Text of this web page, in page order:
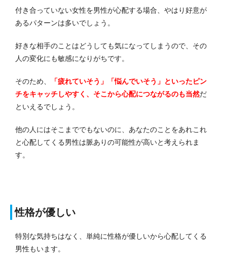
付き合っていない女性を男性が心配する場合、やはり好意が
あるパターンは多いでしょう。
好きな相手のことはどうしても気になってしまうので、その
人の変化にも敏感になりがちです。
そのため、
「疲れていそう」「悩んでいそう」といったピン
チをキャッチしやすく、そこから心配につながるのも当然だ
といえるでしょう。
他の人にはそこまででもないのに、あなたのことをあれこれ
と心配してくる男性は脈ありの可能性が高いと考えられま
す。
性格が優しい
特別な気持ちはなく、単純に性格が優しいから心配してくる
男性もいます。